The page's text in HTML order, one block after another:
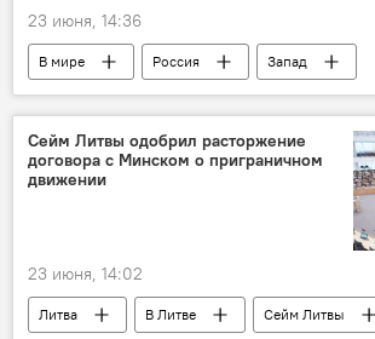
23 июня, 14:36
В мире Россия
Запад
Владимир Путин
безопасность
ВС РФ
армия России
Политика
оборона
Сейм Литвы одобрил расторжение
договора с Минском о приграничном
движении
23 июня, 14:02
Литва В Литве
Сейм Литвы